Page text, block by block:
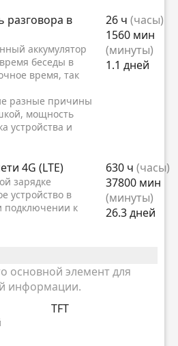
разговора в
аккумулятор
беседы в
время, так
разные причины
мощность
устройства и
26 ч (часы)
1560 мин
(минуты)
1.1 дней
4G (LTE)
зарядке
устройство в
к
630 ч (часы)
37800 мин
(минуты)
26.3 дней
основной элемент для
информации.
TFT